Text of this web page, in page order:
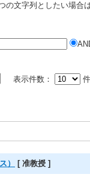
文字列としたい場合
表示件数：
） [ 准教授 ]